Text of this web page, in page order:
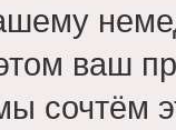
ваш
сочтём